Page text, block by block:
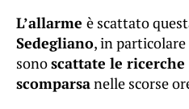
L’allarme è scattato
Sedegliano, in
sonoscattate le
scomparsanelle scorse